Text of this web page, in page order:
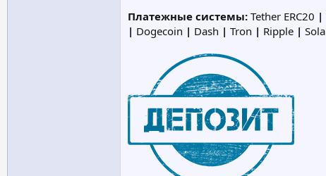
Платежные системы: Tether ERC20 |
| Dogecoin | Dash | Tron | Ripple |